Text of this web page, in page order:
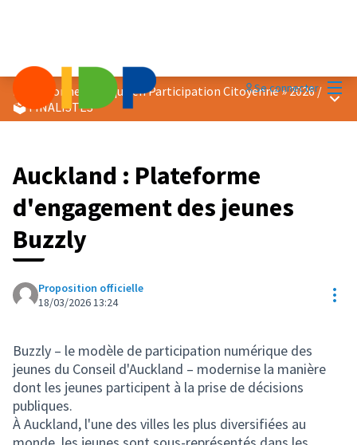
Se connecter
Prix « Bonne Pratique en Participation Citoyenne » 2026 /
🗳️ FINALISTES
Auckland : Plateforme
d'engagement des jeunes
Buzzly
Proposition officielle
18/03/2026 13:24
Buzzly – le modèle de participation numérique des
jeunes du Conseil d'Auckland – modernise la manière
dont les jeunes participent à la prise de décisions
publiques.
À Auckland, l'une des villes les plus diversifiées au